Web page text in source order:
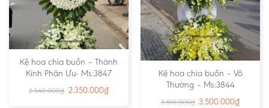
Kệ hoa chia buồn – Thành
Kính Phân Ưu- Ms:3847
2.540.000₫ 2.350.000₫
Kệ hoa chia buồn – Vô
Thường – Ms:3844
3.810.000₫ 3.500.000₫